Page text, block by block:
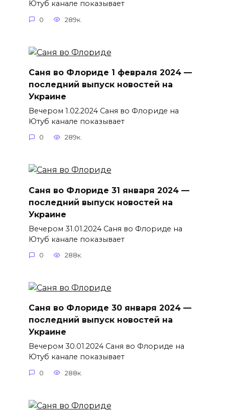
Ютуб канале показывает
0 289к.
Саня во Флориде 1 февраля 2024 —
последний выпуск новостей на
Украине
Вечером 1.02.2024 Саня во Флориде на
Ютуб канале показывает
0 289к.
Саня во Флориде 31 января 2024 —
последний выпуск новостей на
Украине
Вечером 31.01.2024 Саня во Флориде на
Ютуб канале показывает
0 288к.
Саня во Флориде 30 января 2024 —
последний выпуск новостей на
Украине
Вечером 30.01.2024 Саня во Флориде на
Ютуб канале показывает
0 288к.